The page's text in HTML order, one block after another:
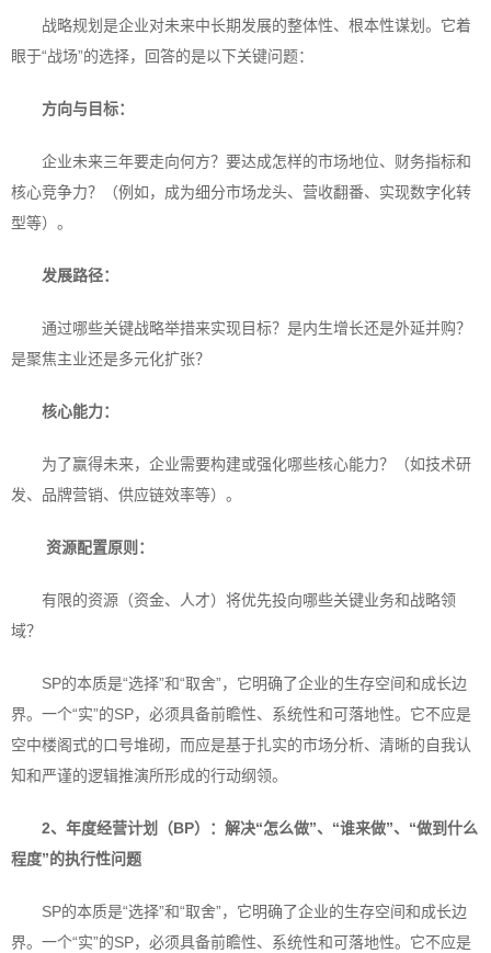
战略规划是企业对未来中长期发展的整体性、根本性谋划。它着
眼于“战场”的选择，回答的是以下关键问题：
方向与目标：
企业未来三年要走向何方？要达成怎样的市场地位、财务指标和
核心竞争力？（例如，成为细分市场龙头、营收翻番、实现数字化转
型等）。
发展路径：
通过哪些关键战略举措来实现目标？是内生增长还是外延并购？
是聚焦主业还是多元化扩张？
核心能力：
为了赢得未来，企业需要构建或强化哪些核心能力？（如技术研
发、品牌营销、供应链效率等）。
资源配置原则：
有限的资源（资金、人才）将优先投向哪些关键业务和战略领
域？
SP的本质是“选择”和“取舍”，它明确了企业的生存空间和成长边
界。一个“实”的SP，必须具备前瞻性、系统性和可落地性。它不应是
空中楼阁式的口号堆砌，而应是基于扎实的市场分析、清晰的自我认
知和严谨的逻辑推演所形成的行动纲领。
2、年度经营计划（BP）： 解决“怎么做”、“谁来做”、“做到什么
程度”的执行性问题
SP的本质是“选择”和“取舍”，它明确了企业的生存空间和成长边
界。一个“实”的SP，必须具备前瞻性、系统性和可落地性。它不应是